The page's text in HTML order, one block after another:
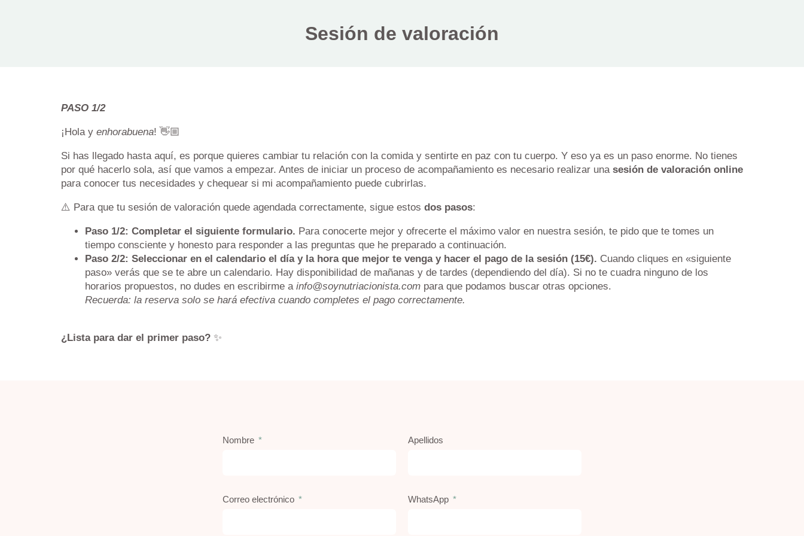
Sesión de valoración
PASO 1/2
¡Hola y enhorabuena! 👋🏼
Si has llegado hasta aquí, es porque quieres cambiar tu relación con la comida y sentirte en paz con tu cuerpo. Y eso ya es un paso enorme. No tienes
por qué hacerlo sola, así que vamos a empezar. Antes de iniciar un proceso de acompañamiento es necesario realizar una sesión de valoración online
para conocer tus necesidades y chequear si mi acompañamiento puede cubrirlas.
⚠️ Para que tu sesión de valoración quede agendada correctamente, sigue estos dos pasos:
Paso 1/2: Completar el siguiente formulario. Para conocerte mejor y ofrecerte el máximo valor en nuestra sesión, te pido que te tomes un
tiempo consciente y honesto para responder a las preguntas que he preparado a continuación.
Paso 2/2: Seleccionar en el calendario el día y la hora que mejor te venga y hacer el pago de la sesión (15€). Cuando cliques en «siguiente
paso» verás que se te abre un calendario. Hay disponibilidad de mañanas y de tardes (dependiendo del día). Si no te cuadra ninguno de los
horarios propuestos, no dudes en escribirme a info@soynutriacionista.com para que podamos buscar otras opciones.
Recuerda: la reserva solo se hará efectiva cuando completes el pago correctamente.
¿Lista para dar el primer paso? ✨
Nombre Apellidos
Correo electrónico WhatsApp